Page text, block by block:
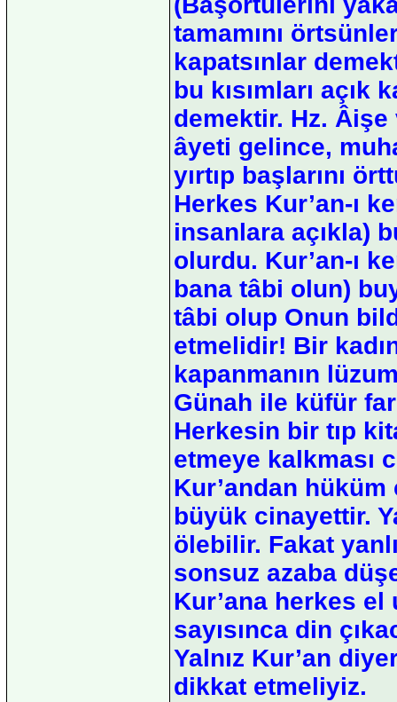
tamamını
kapatsınlar
bu kısımları açık
demektir. Hz.
âyeti gelince,
yırtıp başlarını
Herkes Kur’an-ı
insanlara açıkla)
olurdu. Kur’an-ı
bana tâbi olun)
tâbi olup Onun
etmelidir! Bir
kapanmanın
Günah ile küfür
Herkesin bir tıp
etmeye kalkması
Kur’andan hüküm
büyük cinayettir.
ölebilir. Fakat
sonsuz azaba
Kur’ana herkes el
sayısınca din
Yalnız Kur’an
dikkat etmeliyiz.